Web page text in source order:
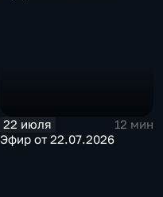
22 июля
12 мин
Эфир от 22.07.2026